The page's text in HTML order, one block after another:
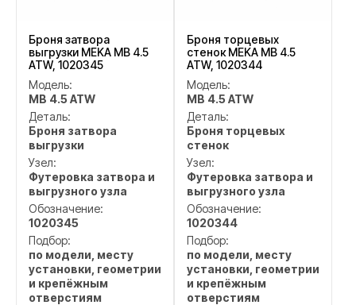
Броня затвора
выгрузки MEKA MB 4.5
ATW, 1020345
Модель:
MB 4.5 ATW
Деталь:
Броня затвора
выгрузки
Узел:
Футеровка затвора и
выгрузного узла
Обозначение:
1020345
Подбор:
по модели, месту
установки, геометрии
и крепёжным
отверстиям
Броня торцевых
стенок MEKA MB 4.5
ATW, 1020344
Модель:
MB 4.5 ATW
Деталь:
Броня торцевых
стенок
Узел:
Футеровка затвора и
выгрузного узла
Обозначение:
1020344
Подбор:
по модели, месту
установки, геометрии
и крепёжным
отверстиям